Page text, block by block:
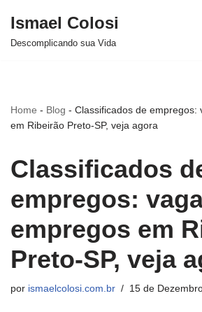
Avançar
Ismael Colosi
Descomplicando sua Vida
Home - Blog - Classificados de empregos:
em Ribeirão Preto-SP, veja agora
Classificados
empregos:
empregos em
Preto-SP, veja
por ismaelcolosi.com.br 15 de